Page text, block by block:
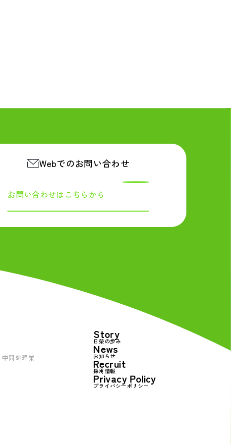
Webでのお問い合わせ
お問い合わせは こちらから
中間処理業
Story
日榮の歩み
News
お知らせ
Recruit
採用情報
Privacy Policy
プライバシーポリシー